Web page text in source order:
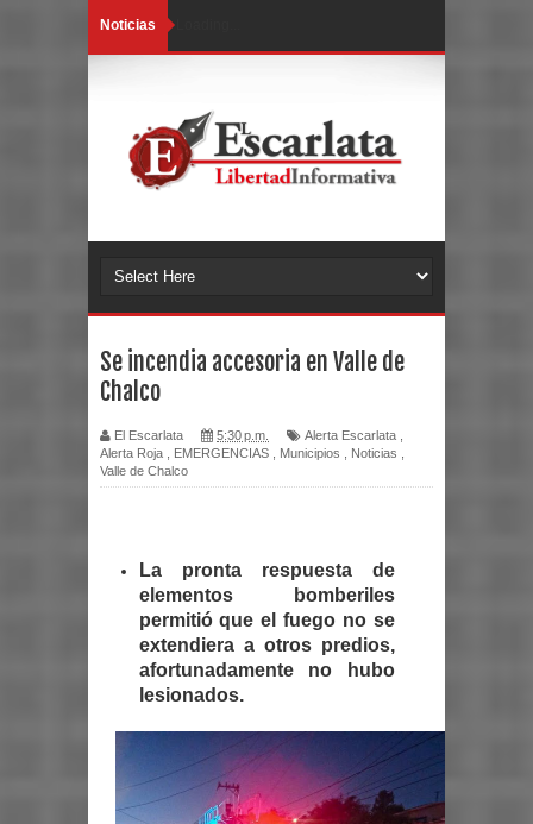
Noticias
Se incendia accesoria en Valle de
Chalco
El Escarlata 5:30 p.m. Alerta Escarlata
Alerta Roja
EMERGENCIAS Municipios Noticias
Valle de Chalco
La pronta respuesta de
elementos bomberiles
permitió que el fuego no se
extendiera a otros predios,
afortunadamente no hubo
lesionados.